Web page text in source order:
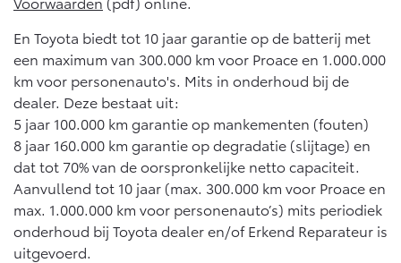
En Toyota biedt tot 10 jaar garantie op de batterij met
een maximum van 300.000 km voor Proace en 1.000.000
km voor personenauto's. Mits in onderhoud bij de
dealer. Deze bestaat uit:
5 jaar 100.000 km garantie op mankementen (fouten)
8 jaar 160.000 km garantie op degradatie (slijtage) en
dat tot 70% van de oorspronkelijke netto capaciteit.
Aanvullend tot 10 jaar (max. 300.000 km voor Proace en
max. 1.000.000 km voor personenauto’s) mits periodiek
onderhoud bij Toyota dealer en/of Erkend Reparateur is
uitgevoerd.